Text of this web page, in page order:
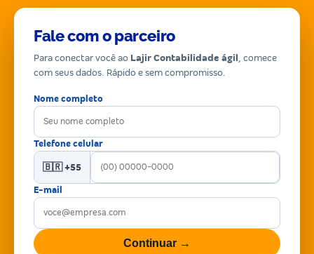
Fale com o parceiro
Para conectar você ao Lajir Contabilidade ágil , comece
com seus dados. Rápido e sem compromisso.
Nome completo
Telefone celular
🇧🇷 +55
E-mail
Continuar →